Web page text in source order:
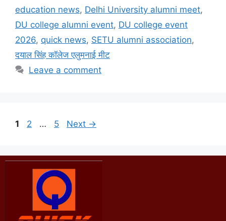
education news, Delhi University alumni meet,
DU college alumni event, DU college event
2026, quick news, SETU alumni association,
दयाल सिंह कॉलेज एलुमनाई मीट
Leave a comment
1 2 … 5 Next →